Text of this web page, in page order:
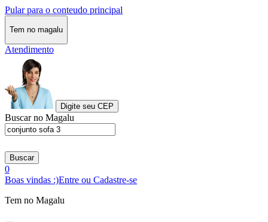
Pular para o conteudo principal
Tem no magalu
Atendimento
Digite seu CEP
Buscar no Magalu
Buscar
0
Boas vindas :)Entre ou Cadastre-se
Tem no Magalu